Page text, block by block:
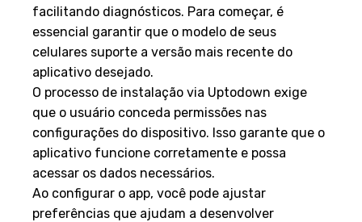
facilitando diagnósticos. Para começar, é
essencial garantir que o modelo de seus
celulares suporte a versão mais recente do
aplicativo desejado.
O processo de instalação via Uptodown exige
que o usuário conceda permissões nas
configurações do dispositivo. Isso garante que o
aplicativo funcione corretamente e possa
acessar os dados necessários.
Ao configurar o app, você pode ajustar
preferências que ajudam a desenvolver